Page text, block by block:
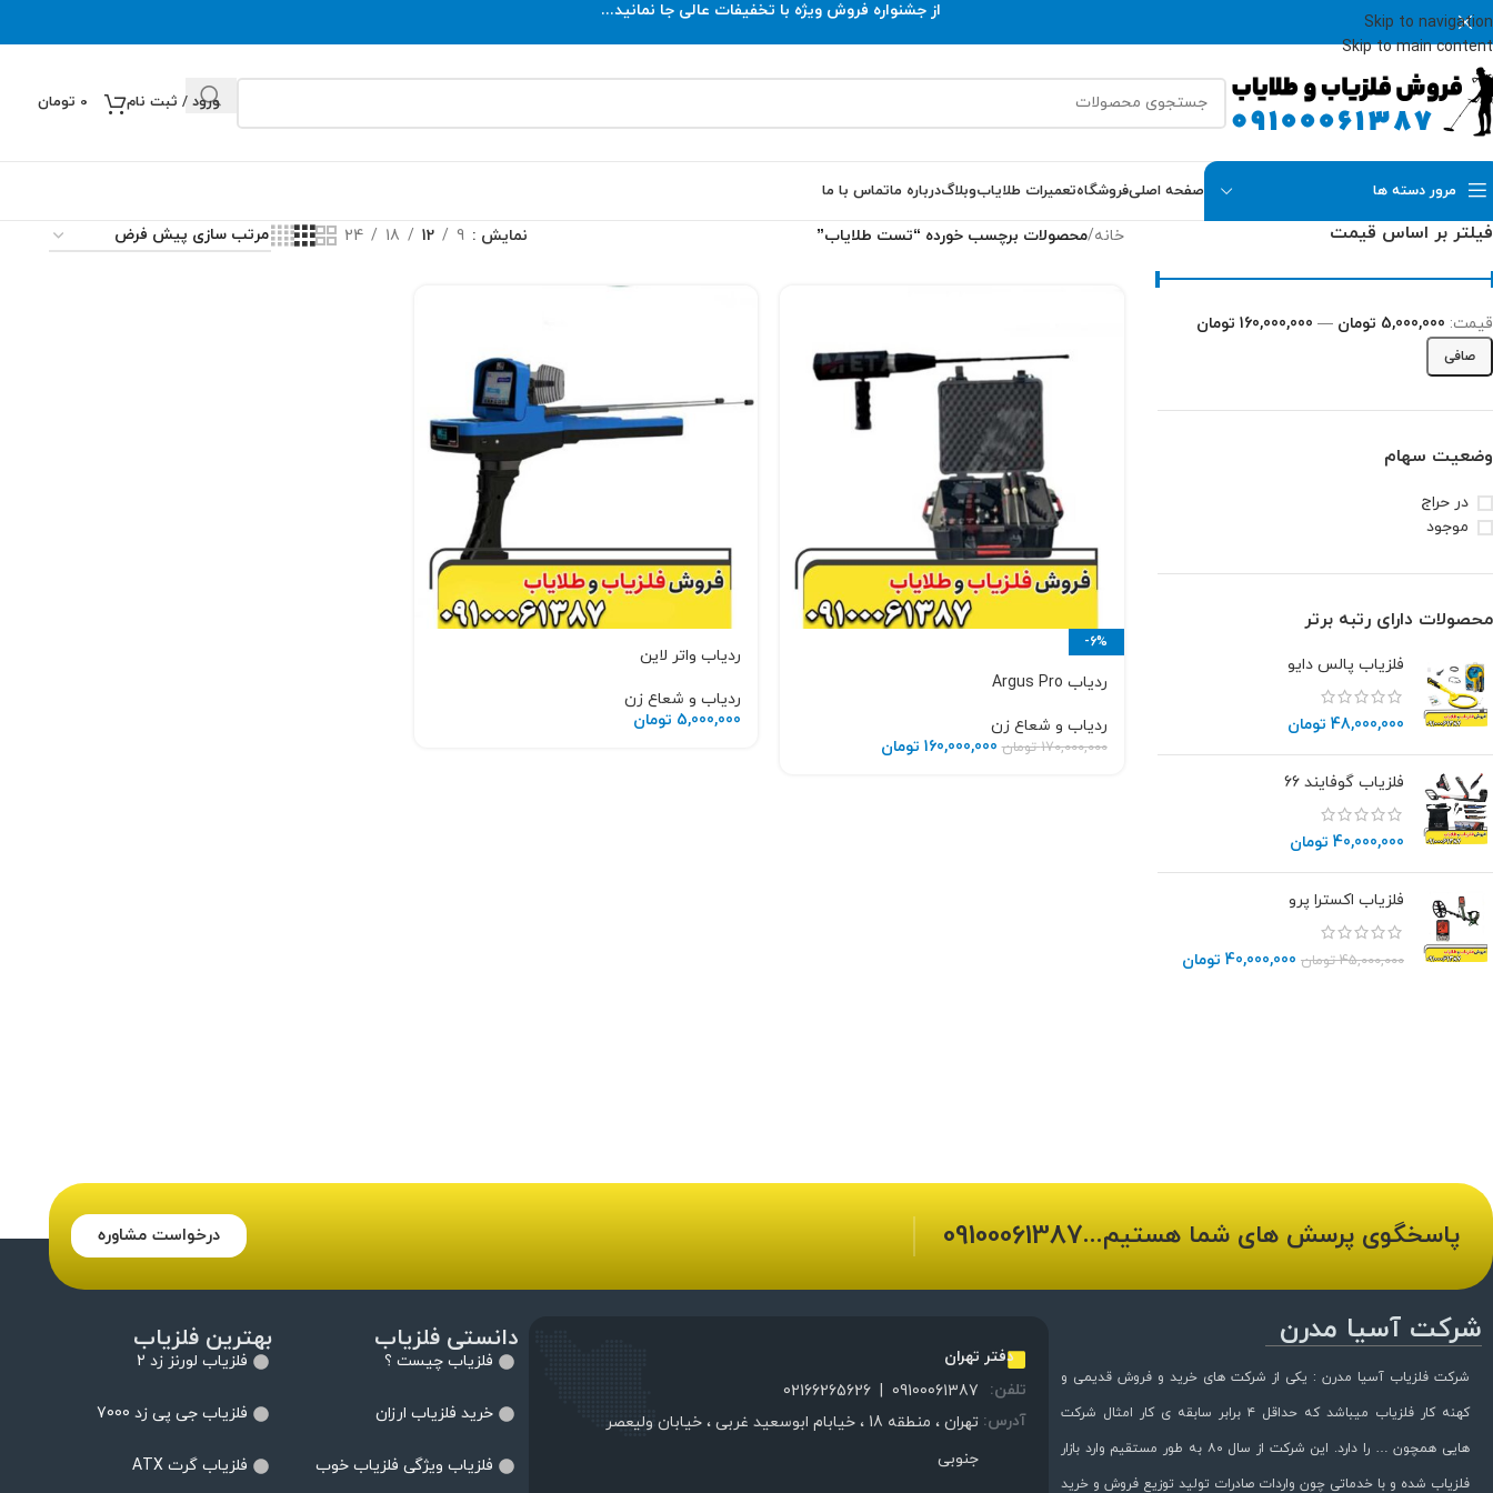
Skip to navigation
Skip to main content
از جشنواره فروش ویژه با تخفیفات عالی جا نمانید...
ورود / ثبت نام 0 تومان
مرور دسته ها صفحه اصلیفروشگاهتعمیرات طلایابوبلاگدرباره ماتماس با ما
فیلتر بر اساس قیمت
صافی
قيمت: 5,000,000 تومان — 160,000,000 تومان
وضعیت سهام
در حراج
موجود
محصولات دارای رتبه برتر
فلزیاب پالس دایو
48,000,000 تومان
فلزیاب گوفایند 66
40,000,000 تومان
فلزیاب اکسترا پرو
45,000,000 تومان 40,000,000 تومان
خانه/محصولات برچسب خورده “تست طلایاب” نمایش 9
12
18
24
-6%
ردیاب Argus Pro
ردیاب و شعاع زن
170,000,000 تومان 160,000,000 تومان
ردیاب واتر لاین
ردیاب و شعاع زن
5,000,000 تومان
درخواست مشاوره پاسخگوی پرسش های شما هستیم...09100061387
شرکت آسیا مدرن
شرکت فلزیاب آسیا مدرن : یکی از شرکت های خرید و فروش قدیمی و
کهنه کار فلزیاب میباشد که حداقل ۴ برابر سابقه ی کار امثال شرکت
هایی همچون … را دارد. این شرکت از سال ۸۰ به طور مستقیم وارد بازار
فلزیاب شده و با خدماتی چون واردات صادرات تولید توزیع فروش و خرید
دفتر تهران
تلفن:
09100061387
|
02166265626
آدرس:
تهران ، منطقه 18 ، خیابام ابوسعید غربی ، خیابان ولیعصر
جنوبی
دانستی فلزیاب
فلزیاب چیست ؟
خرید فلزیاب ارزان
فلزیاب ویژگی فلزیاب خوب
بهترین فلزیاب
فلزیاب لورنز زد 2
فلزیاب جی پی زد 7000
فلزیاب گرت ATX